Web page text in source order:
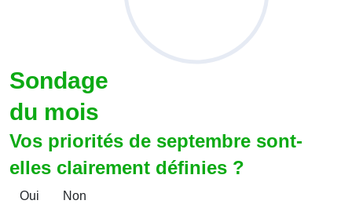
Sondage
du mois
Vos priorités de septembre sont-
elles clairement définies ?
Oui Non